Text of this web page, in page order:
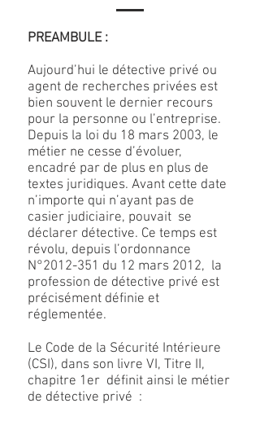
PREAMBULE :
Aujourd’hui le détective privé ou
agent de recherches privées est
bien souvent le dernier recours
pour la personne ou l’entreprise.
Depuis la loi du 18 mars 2003, le
métier ne cesse d’évoluer,
encadré par de plus en plus de
textes juridiques. Avant cette date
n’importe qui n’ayant pas de
casier judiciaire, pouvait se
déclarer détective. Ce temps est
révolu, depuis l’ordonnance
N°2012-351 du 12 mars 2012, la
profession de détective privé est
précisément définie et
réglementée.
Le Code de la Sécurité Intérieure
(CSI), dans son livre VI, Titre II,
chapitre 1er définit ainsi le métier
de détective privé :